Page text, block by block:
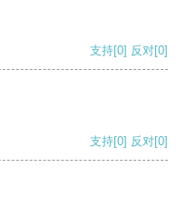
支持[0] 反对[0]
支持[0] 反对[0]